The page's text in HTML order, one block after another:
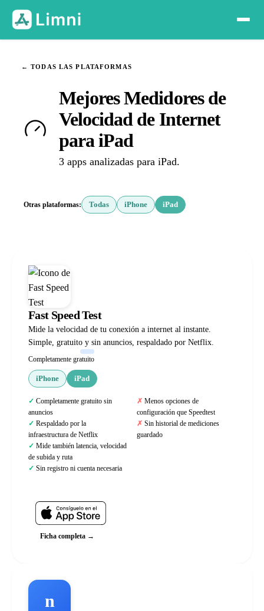
← TODAS LAS PLATAFORMAS
Mejores Medidores de
Velocidad de Internet
para iPad
3 apps analizadas para iPad.
Otras plataformas: Todas iPhone iPad
Fast Speed Test
Mide la velocidad de tu conexión a internet al instante.
Simple, gratuito y sin anuncios, respaldado por Netflix.
Completamente gratuito
iPhone iPad
Completamente gratuito sin
anuncios
Respaldado por la
infraestructura de Netflix
Mide también latencia, velocidad
de subida y ruta
Sin registro ni cuenta necesaria
Menos opciones de
configuración que Speedtest
Sin historial de mediciones
guardado
Ficha completa →
n